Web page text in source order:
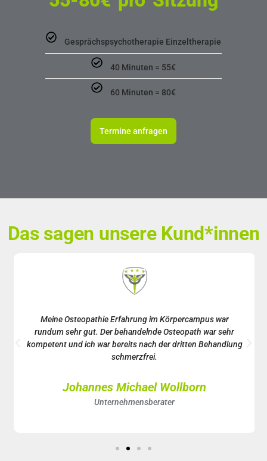
Gesprächspsychotherapie Einzeltherapie
40 Minuten = 55€
60 Minuten = 80€
Termine anfragen
Das sagen unsere Kund*innen
Meine Osteopathie Erfahrung im Körpercampus war
rundum sehr gut. Der behandelnde Osteopath war sehr
kompetent und ich war bereits nach der dritten Behandlung
schmerzfrei.
Johannes Michael Wollborn
Unternehmensberater